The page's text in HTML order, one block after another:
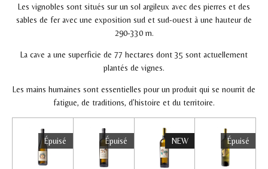
Les vignobles sont situés sur un sol argileux avec des pierres et des
sables de fer avec une exposition sud et sud-ouest à une hauteur de
290-330 m.
La cave a une superficie de 77 hectares dont 35 sont actuellement
plantés de vignes.
Les mains humaines sont essentielles pour un produit qui se nourrit de
fatigue, de traditions, d’histoire et du territoire.
Épuisé Épuisé NEW Épuisé